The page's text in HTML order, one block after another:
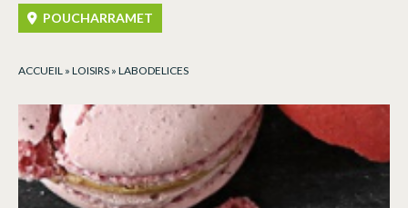
POUCHARRAMET
ACCUEIL » LOISIRS » LABODELICES